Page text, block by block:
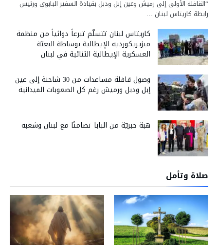
“القافلة الأولى إلى رميش وعين إبل ودبل بقيادة السفير البابوي ورئيس
رابطة كاريتاس لبنان …
كاريتاس لبنان تتسلّم تبرعاً دوائياً من منظمة
ميزيريكورديه الإيطالية بوساطة البعثة
العسكرية الإيطالية الثنائية في لبنان
وصول قافلة مساعدات من 30 شاحنة إلى عين
إبل ودبل ورميش رغم كل الصعوبات الميدانية
هبة حبريّة من البابا تضامنًا مع لبنان وشعبه
صلاة وتأمل